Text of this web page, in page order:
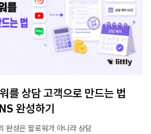
를 상담 고객으로 만드는 법
완성하기
완성은 팔로워가 아니라 상담